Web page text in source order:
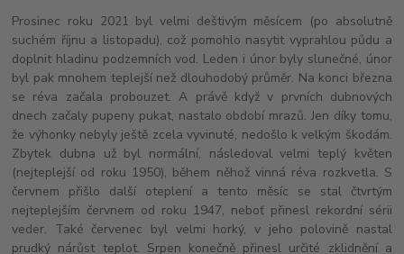
Prosinec roku 2021 byl velmi deštivým měsícem (po absolutně
suchém říjnu a listopadu), což pomohlo nasytit vyprahlou půdu a
doplnit hladinu podzemních vod. Leden i únor byly slunečné, únor
byl pak mnohem teplejší než dlouhodobý průměr. Na konci března
se réva začala probouzet. A právě když v prvních dubnových
dnech začaly pupeny pukat, nastalo období mrazů. Jen díky tomu,
že výhonky nebyly ještě zcela vyvinuté, nedošlo k velkým škodám.
Zbytek dubna už byl normální, následoval velmi teplý květen
(nejteplejší od roku 1950), během něhož vinná réva rozkvetla. S
červnem přišlo další oteplení a tento měsíc se stal čtvrtým
nejteplejším červnem od roku 1947, neboť přinesl rekordní sérii
veder. Také červenec byl velmi horký, v jeho polovině nastal
prudký nárůst teplot. Srpen konečně přinesl určité zklidnění a